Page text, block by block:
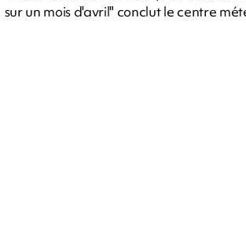
sur un mois d'avril" conclut le centre